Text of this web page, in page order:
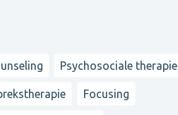
Psychosociale therapie
Focusing